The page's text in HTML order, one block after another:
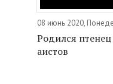
08 июнь 2020,
Родился
аистов